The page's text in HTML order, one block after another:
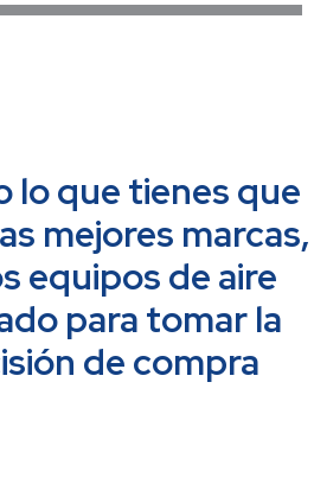
lo que tienes que
mejores marcas,
equipos de aire
para tomar la
de compra